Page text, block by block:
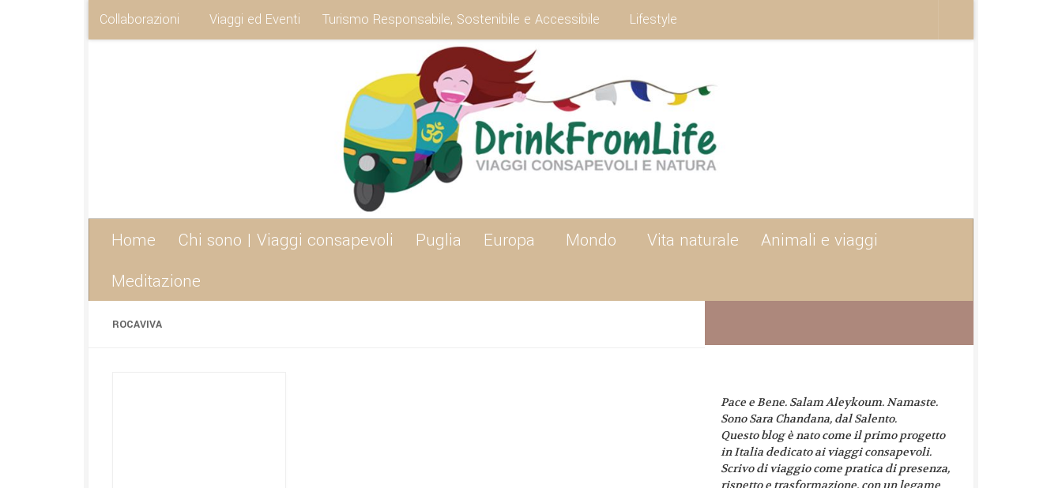
Sotto il contenuto
Collaborazioni Viaggi ed Eventi Turismo Responsabile, Sostenibile e Accessibile Lifestyle
Home Chi sono | Viaggi consapevoli Puglia Europa Mondo Vita naturale
Animali e viaggi
Meditazione
ROCAVIVA
Pace e Bene. Salam Aleykoum. Namaste.
Sono Sara Chandana, dal Salento.
Questo blog è nato come il primo progetto
in Italia dedicato ai viaggi consapevoli.
Scrivo di viaggio come pratica di presenza,
rispetto e trasformazione, con un legame